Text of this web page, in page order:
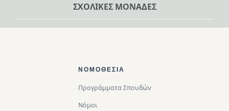
ΣΧΟΛΙΚΕΣ ΜΟΝΑΔΕΣ
ΝΟΜΟΘΕΣΊΑ
Προγράμματα Σπουδών
Νόμοι